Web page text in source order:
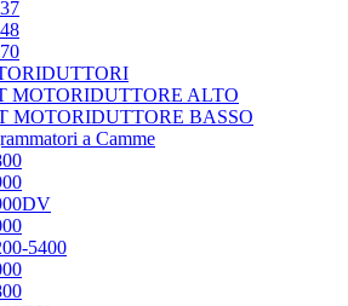
MOTORIDUTTORE ALTO
MOTORIDUTTORE BASSO
a Camme
5400